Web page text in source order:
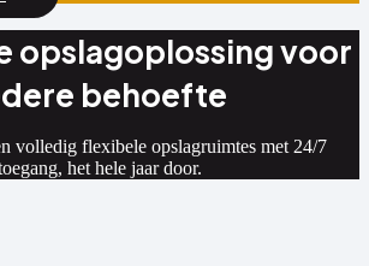
opslagoplossing voor
behoefte
volledig flexibele opslagruimtes met 24/7
het hele jaar door.